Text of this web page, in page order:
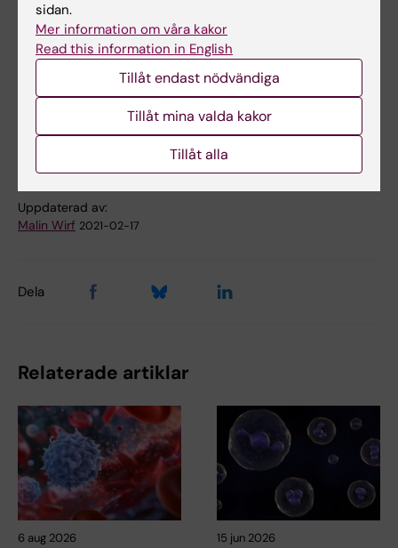
Links
Communitystudiens hemsida
Immunologi
Uppdaterad av:
Malin Wirf 2021-02-17
Dela
Relaterade artiklar
6 aug 2026 15 jun 2026
sidan.
Mer information om våra kakor
Read this information in English
Tillåt endast nödvändiga
Tillåt mina valda kakor
Tillåt alla